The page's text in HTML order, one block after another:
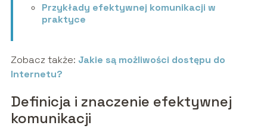
Przykłady efektywnej komunikacji w
praktyce
Zobacz także: Jakie są możliwości dostępu do
Internetu?
Definicja i znaczenie efektywnej
komunikacji